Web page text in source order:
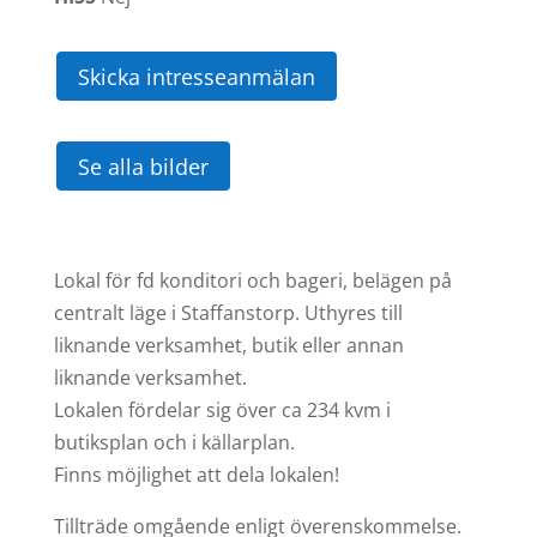
Skicka intresseanmälan
Se alla bilder
Lokal för fd konditori och bageri, belägen på
centralt läge i Staffanstorp. Uthyres till
liknande verksamhet, butik eller annan
liknande verksamhet.
Lokalen fördelar sig över ca 234 kvm i
butiksplan och i källarplan.
Finns möjlighet att dela lokalen!
Tillträde omgående enligt överenskommelse.